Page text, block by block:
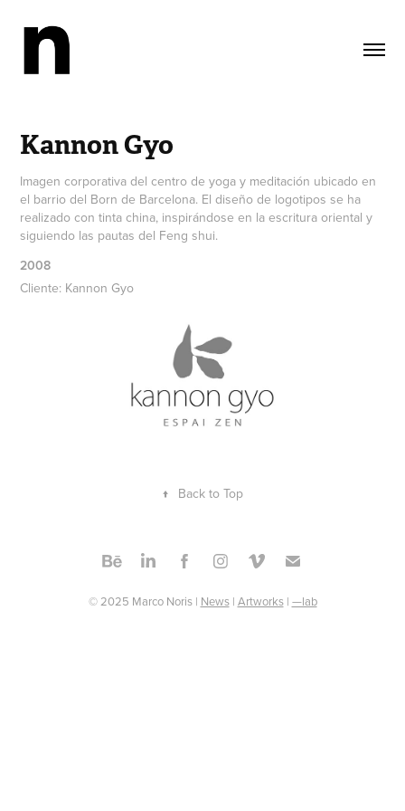
Kannon Gyo
Imagen corporativa del centro de yoga y meditación ubicado en
el barrio del Born de Barcelona. El diseño de logotipos se ha
realizado con tinta china, inspirándose en la escritura oriental y
siguiendo las pautas del Feng shui.
2008
Cliente: Kannon Gyo
↑ Back to Top
© 2025 Marco Noris | News| Artworks| —lab